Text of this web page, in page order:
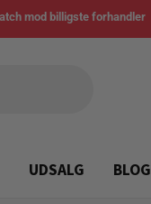
mod billigste forhandler
UDSALG BLOG